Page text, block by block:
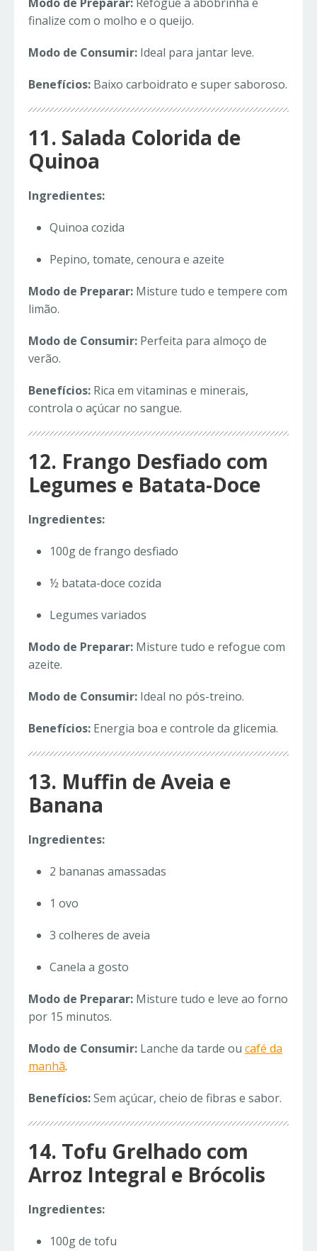
Modo de Preparar: Refogue a abobrinha e
finalize com o molho e o queijo.
Modo de Consumir: Ideal para jantar leve.
Benefícios: Baixo carboidrato e super saboroso.
11. Salada Colorida de
Quinoa
Ingredientes:
Quinoa cozida
Pepino, tomate, cenoura e azeite
Modo de Preparar: Misture tudo e tempere com
limão.
Modo de Consumir: Perfeita para almoço de
verão.
Benefícios: Rica em vitaminas e minerais,
controla o açúcar no sangue.
12. Frango Desfiado com
Legumes e Batata-Doce
Ingredientes:
100g de frango desfiado
½ batata-doce cozida
Legumes variados
Modo de Preparar: Misture tudo e refogue com
azeite.
Modo de Consumir: Ideal no pós-treino.
Benefícios: Energia boa e controle da glicemia.
13. Muffin de Aveia e
Banana
Ingredientes:
2 bananas amassadas
1 ovo
3 colheres de aveia
Canela a gosto
Modo de Preparar: Misture tudo e leve ao forno
por 15 minutos.
Modo de Consumir: Lanche da tarde ou café da
manhã.
Benefícios:Sem açúcar, cheio de fibras e sabor.
14. Tofu Grelhado com
Arroz Integral e Brócolis
Ingredientes:
100g de tofu